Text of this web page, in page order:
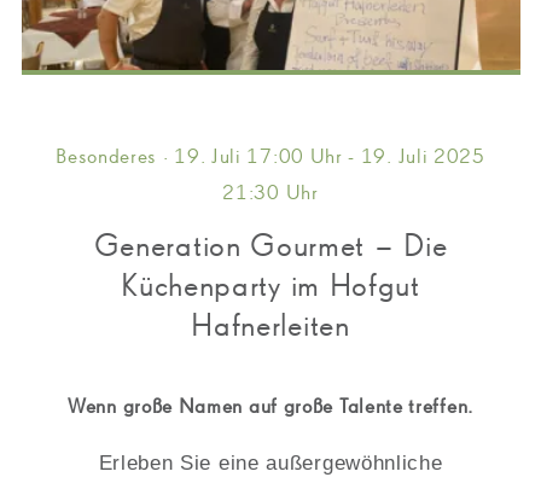
Besonderes · 19. Juli 17:00 Uhr - 19. Juli 2025
21:30 Uhr
Generation Gourmet – Die
Küchenparty im Hofgut
Hafnerleiten
Wenn große Namen auf große Talente treffen.
Erleben Sie eine außergewöhnliche